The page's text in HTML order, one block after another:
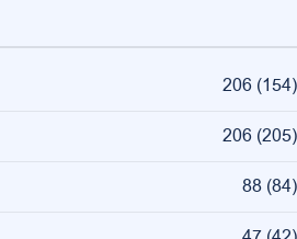
206 (154)
206 (205)
88 (84)